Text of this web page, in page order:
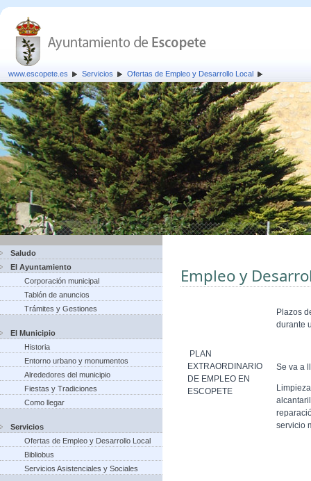
www.escopete.es Servicios Ofertas de Empleo y Desarrollo Local
Saludo
El Ayuntamiento
Corporación municipal
Tablón de anuncios
Trámites y Gestiones
El Municipio
Historia
Entorno urbano y monumentos
Alrededores del municipio
Fiestas y Tradiciones
Como llegar
Servicios
Ofertas de Empleo y Desarrollo Local
Bibliobus
Servicios Asistenciales y Sociales
Empleo y
PLAN
EXTRAORDINARIO
DE EMPLEO EN
ESCOPETE
Plazos
durante
Se va a
servicio